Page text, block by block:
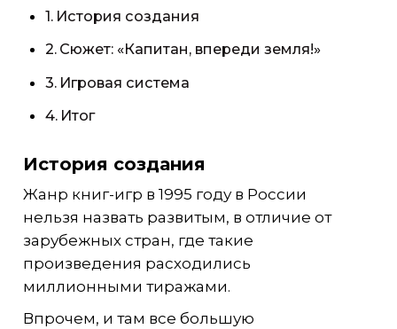
История создания
Сюжет: «Капитан, впереди земля!»
Игровая система
Итог
История создания
Жанр книг-игр в 1995 году в России
нельзя назвать развитым, в отличие от
зарубежных стран, где такие
произведения расходились
миллионными тиражами.
Впрочем, и там все большую